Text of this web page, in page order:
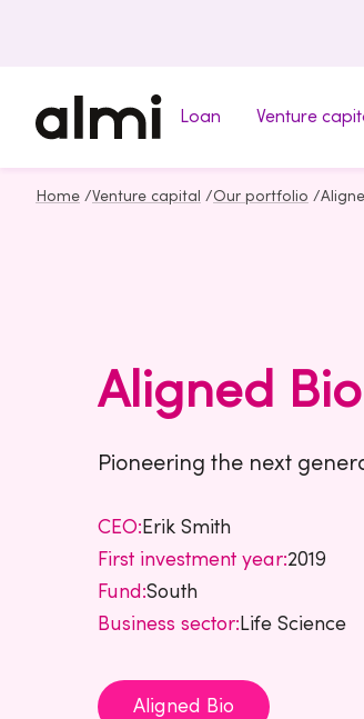
Loan Venture
Home /Venture capital /Our portfolio /
Aligned Bio
Pioneering the next
CEO:Erik Smith
First investment year:2019
Fund:South
Business sector:Life Science
Aligned Bio